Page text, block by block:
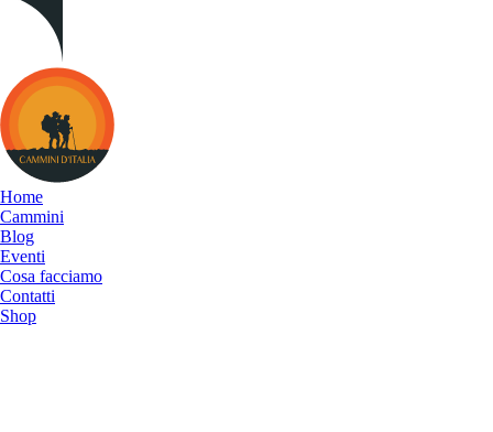
Cammini
d&#039;Italia
Home
Cammini
Blog
Eventi
Cosa facciamo
Contatti
Shop